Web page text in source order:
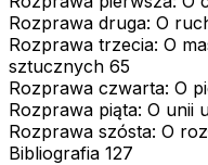
Rozprawa druga: O
Rozprawa trzecia: O
sztucznych 65
Rozprawa czwarta: O
Rozprawa piąta: O unii
Rozprawa szósta: O
Bibliografia 127